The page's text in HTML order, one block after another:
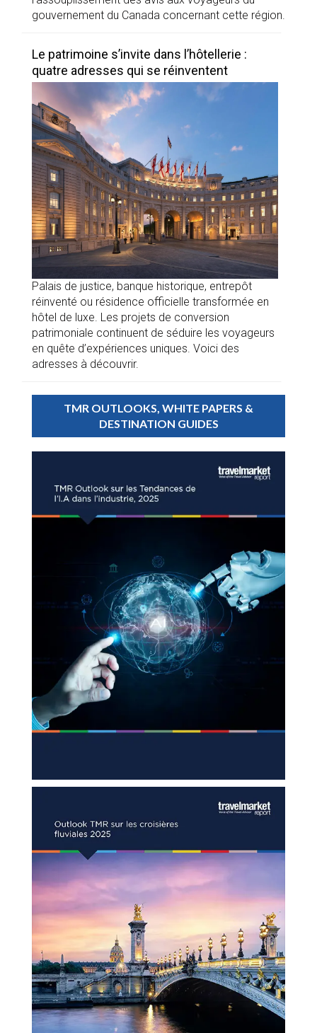
gouvernement du Canada concernant cette région.
Le patrimoine s’invite dans l’hôtellerie :
quatre adresses qui se réinventent
Palais de justice, banque historique, entrepôt
réinventé ou résidence officielle transformée en
hôtel de luxe. Les projets de conversion
patrimoniale continuent de séduire les voyageurs
en quête d’expériences uniques. Voici des
adresses à découvrir.
TMR OUTLOOKS, WHITE PAPERS &
DESTINATION GUIDES